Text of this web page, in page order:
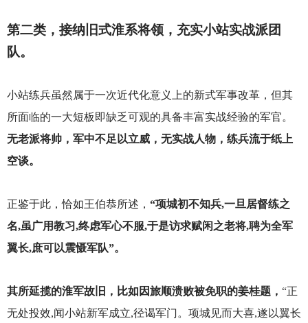
第二类，接纳旧式淮系将领，充实小站实战派团
队。
小站练兵虽然属于一次近代化意义上的新式军事改革，但其
所面临的一大短板即缺乏可观的具备丰富实战经验的军官。
无老派将帅，军中不足以立威，无实战人物，练兵流于纸上
空谈。
正鉴于此，恰如王伯恭所述， “项城初不知兵,一旦居督练之
名,虽广用教习,终虑军心不服,于是访求赋闲之老将,聘为全军
翼长,庶可以震慑军队”。
其所延揽的淮军故旧，比如因旅顺溃败被免职的姜桂题， “正
无处投效,闻小站新军成立,径谒军门。项城见而大喜,遂以翼长